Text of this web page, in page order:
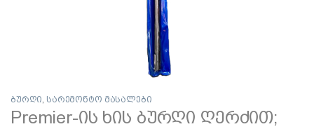
ბურღი, სარემონტო მასალები
Premier-ის ხის ბურღი ღერძით;